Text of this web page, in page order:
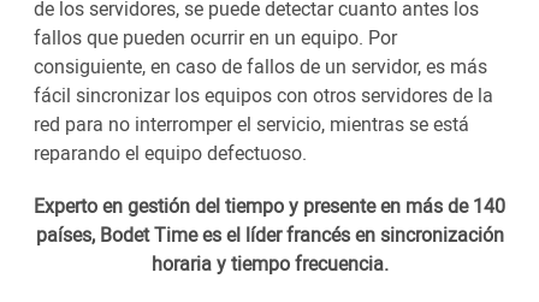
de los servidores, se puede detectar cuanto antes los
fallos que pueden ocurrir en un equipo. Por
consiguiente, en caso de fallos de un servidor, es más
fácil sincronizar los equipos con otros servidores de la
red para no interromper el servicio, mientras se está
reparando el equipo defectuoso.
Experto en gestión del tiempo y presente en más de 140
países, Bodet Time es el líder francés en sincronización
horaria y tiempo frecuencia.